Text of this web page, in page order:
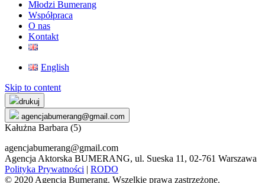
Młodzi Bumerang
Współpraca
O nas
Kontakt
English
Skip to content
drukuj
agencjabumerang@gmail.com
Kałużna Barbara (5)
agencjabumerang@gmail.com
Agencja Aktorska BUMERANG, ul. Sueska 11, 02-761 Warszawa
Polityka Prywatności | RODO
© 2020 Agencja Bumerang. Wszelkie prawa zastrzeżone.